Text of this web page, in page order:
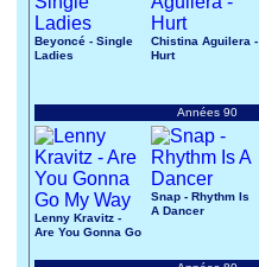
Beyoncé - Single
Ladies
Chistina Aguilera -
Hurt
Années 90
Lenny Kravitz -
Are You Gonna Go
Snap - Rhythm Is
A Dancer